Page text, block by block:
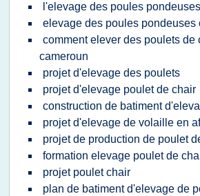
l'elevage des poules
elevage des poules pondeuses
comment elever des poulets de
cameroun
projet d'elevage des poulets
projet d'elevage poulet de chair
construction de batiment
projet d'elevage de volaille en
projet de production de poulet
formation elevage poulet de
projet poulet chair
plan de batiment d'elevage de